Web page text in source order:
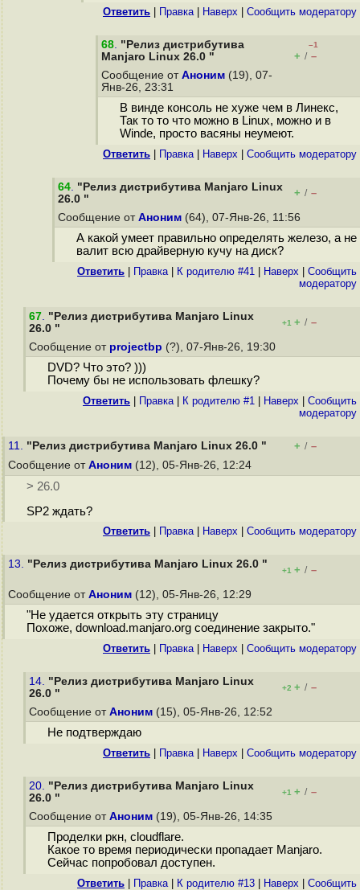
Ответить Правка| Наверх Cообщить модератору
68. "Релиз дистрибутива
Manjaro Linux 26.0 "
–1
+ / –
Сообщение от Аноним (19), 07-
Янв-26, 23:31
В винде консоль не хуже чем в Линекс,
Так то то что можно в Linux, можно и в
Winde, просто васяны неумеют.
Ответить Правка| Наверх Cообщить модератору
64. "Релиз дистрибутива Manjaro Linux
26.0 "
+ / –
Сообщение от Аноним (64), 07-Янв-26, 11:56
А какой умеет правильно определять железо, а не
валит всю драйверную кучу на диск?
Ответить Правка| К родителю #41 Наверх
Cообщить
модератору
67. "Релиз дистрибутива Manjaro Linux
26.0 "
+1 + / –
Сообщение от projectbp (?), 07-Янв-26, 19:30
DVD? Что это? )))
Почему бы не использовать флешку?
Ответить Правка| К родителю #1 Наверх
Cообщить
модератору
11. "Релиз дистрибутива Manjaro Linux 26.0 " + / –
Сообщение от Аноним (12), 05-Янв-26, 12:24
> 26.0
SP2 ждать?
Ответить Правка| Наверх Cообщить модератору
13. "Релиз дистрибутива Manjaro Linux 26.0 "
+1 + / –
Сообщение от Аноним (12), 05-Янв-26, 12:29
"Не удается открыть эту страницу
Похоже, download.manjaro.org соединение закрыто."
Ответить Правка| Наверх Cообщить модератору
14. "Релиз дистрибутива Manjaro Linux
26.0 "
+2 + / –
Сообщение от Аноним (15), 05-Янв-26, 12:52
Не подтверждаю
Ответить Правка| Наверх Cообщить модератору
20. "Релиз дистрибутива Manjaro Linux
26.0 "
+1 + / –
Сообщение от Аноним (19), 05-Янв-26, 14:35
Проделки ркн, cloudflare.
Какое то время периодически пропадает Manjaro.
Сейчас попробовал доступен.
Ответить Правка| К родителю #13 Наверх
Cообщить